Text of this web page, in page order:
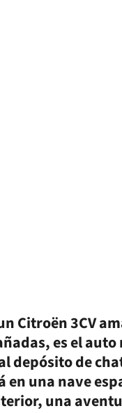
Citroën 3CV
es el auto
depósito de
una nave
una